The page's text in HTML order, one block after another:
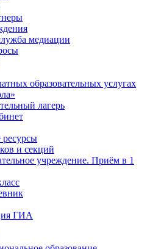
медиации
образовательных услугах
лагерь
ресурсы
и секций
учреждение. Приём в 1
ГИА